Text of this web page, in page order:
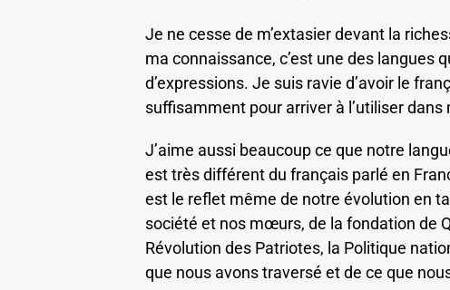
Je ne cesse de m’extasier devant la
ma connaissance, c’est une des langues
d’expressions. Je suis ravie d’avoir le
suffisamment pour arriver à l’utiliser
J’aime aussi beaucoup ce que notre
est très différent du français parlé en
est le reflet même de notre évolution en
société et nos mœurs, de la fondation de
Révolution des Patriotes, la Politique
que nous avons traversé et de ce que